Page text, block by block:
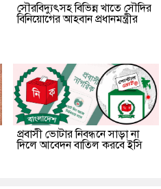
সৌরবিদ্যুৎসহ বিভিন্ন খাতে সৌদির
বিনিয়োগের আহবান প্রধানমন্ত্রীর
প্রবাসী ভোটার নিবন্ধনে সাড়া না
দিলে আবেদন বাতিল করবে ইসি